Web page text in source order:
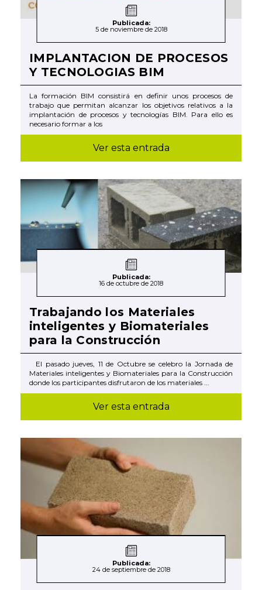
Publicada:
5 de noviembre de 2018
IMPLANTACION DE PROCESOS
Y TECNOLOGIAS BIM
La formación BIM consistirá en definir unos procesos de
trabajo que permitan alcanzar los objetivos relativos a la
implantación de procesos y tecnologías BIM. Para ello es
necesario formar a los
Ver esta entrada
Publicada:
16 de octubre de 2018
Trabajando los Materiales
inteligentes y Biomateriales
para la Construcción
El pasado jueves, 11 de Octubre se celebro la Jornada de
Materiales inteligentes y Biomateriales para la Construcción
donde los participantes disfrutaron de los materiales ...
Ver esta entrada
Publicada:
24 de septiembre de 2018